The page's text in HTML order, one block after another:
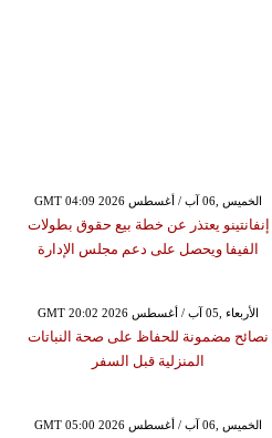
GMT 04:09 2026 الخميس ,06 آب / أغسطس
إنفانتينو يعتذر عن خطة بيع حقوق بطولات
الفيفا ويحصل على دعم مجلس الإدارة
GMT 20:02 2026 الأربعاء ,05 آب / أغسطس
نصائح مضمونة للحفاظ على صحة النباتات
المنزلية قبل السفر
GMT 05:00 2026 الخميس ,06 آب / أغسطس